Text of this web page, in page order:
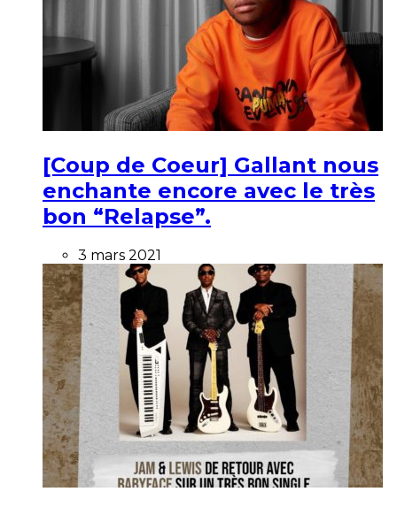
[Coup de Coeur] Gallant nous
enchante encore avec le très
bon “Relapse”.
3 mars 2021